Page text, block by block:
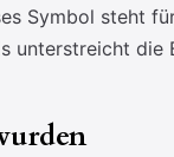
Symbol steht
unterstreicht